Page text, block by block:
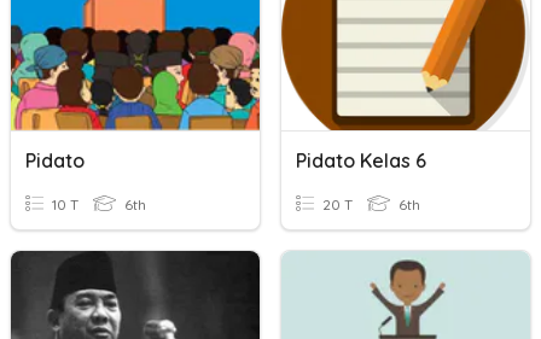
Pidato
10 T 6th
Pidato Kelas 6
20 T 6th